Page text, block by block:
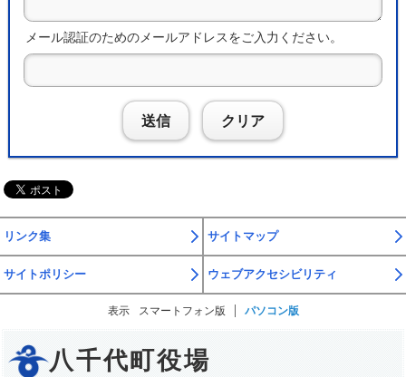
メール認証のためのメールアドレスをご入力ください。
送信 クリア
リンク集 サイトマップ
サイトポリシー ウェブアクセシビリティ
表示 スマートフォン版 パソコン版
八千代町役場